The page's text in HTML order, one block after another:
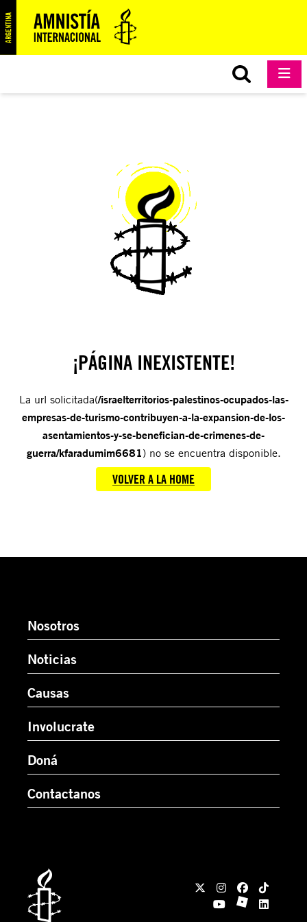
¡PÁGINA INEXISTENTE!
La url solicitada(/israelterritorios-palestinos-ocupados-las-
empresas-de-turismo-contribuyen-a-la-expansion-de-los-
asentamientos-y-se-benefician-de-crimenes-de-
guerra/kfaradumim6681) no se encuentra disponible.
VOLVER A LA HOME
Nosotros
Noticias
Causas
Involucrate
Doná
Contactanos